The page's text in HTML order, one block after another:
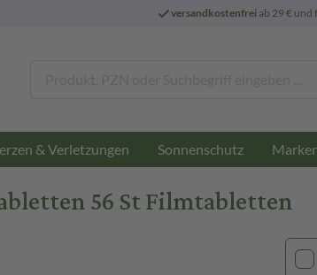
versandkostenfreiab 29 € und
& Verletzungen Sonnenschutz
56 St Filmtabletten